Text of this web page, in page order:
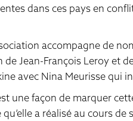
dans ces pays en
accompagne de
de Jean-François Leroy et
avec Nina Meurisse qui
une façon de marquer
a réalisé au cours